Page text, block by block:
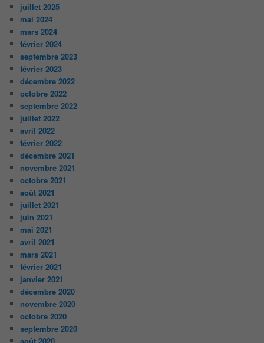
juillet 2025
mai 2024
mars 2024
février 2024
septembre 2023
février 2023
décembre 2022
octobre 2022
septembre 2022
juillet 2022
avril 2022
février 2022
décembre 2021
novembre 2021
octobre 2021
août 2021
juillet 2021
juin 2021
mai 2021
avril 2021
mars 2021
février 2021
janvier 2021
décembre 2020
novembre 2020
octobre 2020
septembre 2020